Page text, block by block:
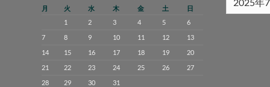
月 火 水 木 金 土
日
1
2 3 4 5
6
7
8 9 10 11 12
13
14
15 16 17 18 19
20
21
22 23 24 25 26
27
28
29 30 31